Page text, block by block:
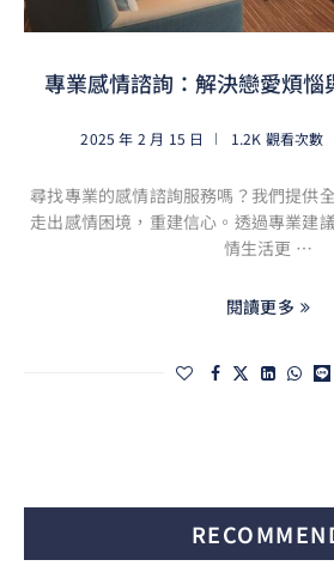
專業感情諮詢：解決戀愛煩惱
2025 年 2 月 15 日 1.2K 觀看次數
尋找專業的感情諮詢服務嗎？我們提供
走出感情困境，重建信心。透過專業建
情生活更 …
閱讀更多